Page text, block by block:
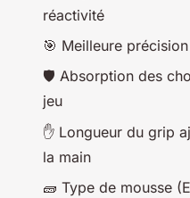
réactivité
🎯 Meilleure
🛡️ Absorption des
jeu
✋ Longueur du grip
la main
🧱 Type de mousse